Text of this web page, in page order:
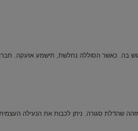
בה. כאשר הסוללה נחלשת, תישמע אזעקה.